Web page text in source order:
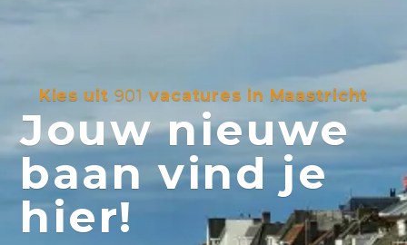
Kies uit 901 vacatures in Maastricht
Jouw nieuwe
baan vind je
hier!